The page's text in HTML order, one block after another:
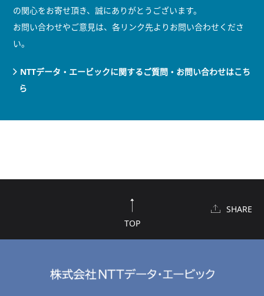
の関心をお寄せ頂き、誠にありがとうございます。
お問い合わせやご意見は、各リンク先よりお問い合わせくださ
い。
NTTデータ・エービックに関するご質問・お問い合わせはこち
ら
TOP
SHARE